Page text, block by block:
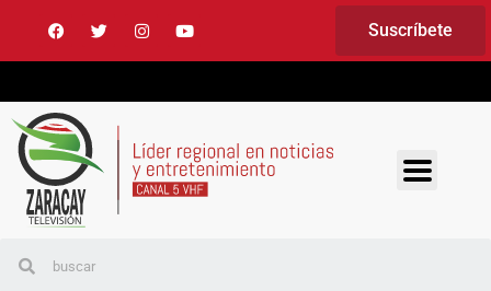
Suscríbete